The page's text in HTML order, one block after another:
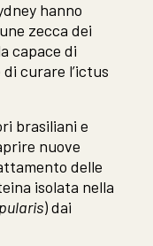
hanno
zecca dei
capace di
curare l’ictus
brasiliani e
nuove
delle
isolata nella
) dai